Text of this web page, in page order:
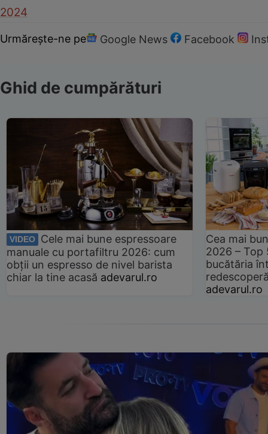
2024
Urmărește-ne pe Google News Facebook
Ghid de cumpărături
VIDEO
Cele mai bune espressoare
manuale cu portafiltru 2026: cum
obții un espresso de nivel barista
chiar la tine acasă adevarul.ro
Cea mai
2026 –
bucătăria
adevarul.ro